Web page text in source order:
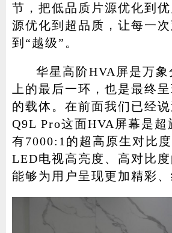
节，把低品质片源优化到
源优化到超品质，让每一
到“越级”。
华星高阶HVA屏是万象
上的最后一环，也是最终
的载体。在前面我们已经
Q9L Pro这面HVA屏幕是超
有7000:1的超高原生对比
LED电视高亮度、高对比度
能够为用户呈现更加精彩、